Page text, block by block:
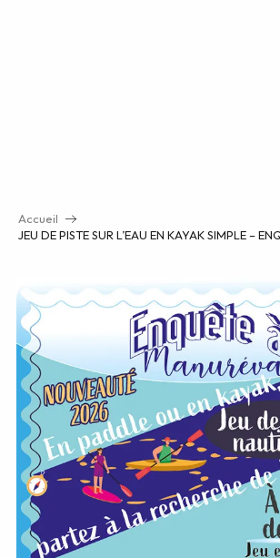
Accueil
JEU DE PISTE SUR L’EAU EN KAYAK SIMPLE –